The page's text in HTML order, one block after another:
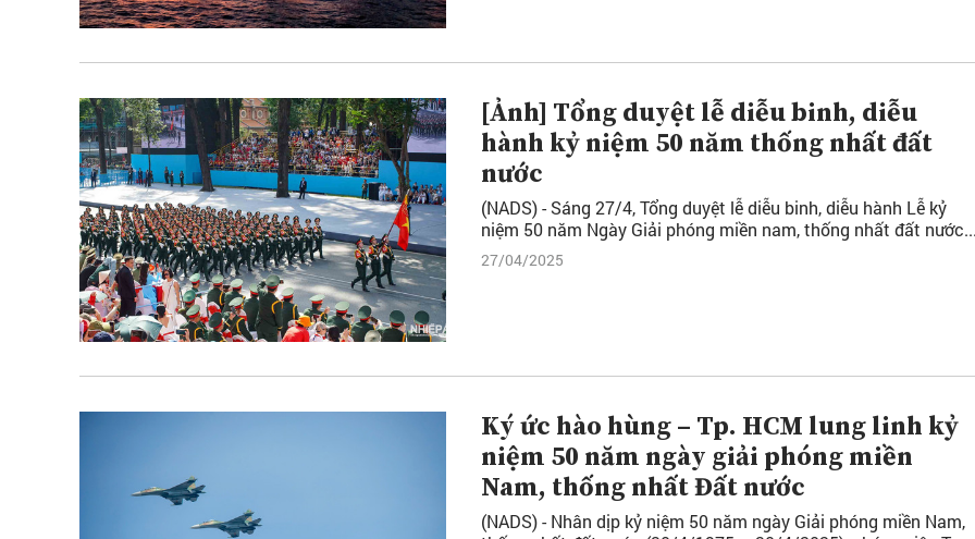
[Ảnh] Tổng duyệt lễ diễu binh, diễu
hành kỷ niệm 50 năm thống nhất đất
nước
(NADS) - Sáng 27/4, Tổng duyệt lễ diễu binh, diễu hành Lễ kỷ
niệm 50 năm Ngày Giải phóng miền nam, thống nhất đất
27/04/2025
Ký ức hào hùng – Tp. HCM lung linh kỷ
niệm 50 năm ngày giải phóng miền
Nam, thống nhất Đất nước
(NADS) - Nhân dịp kỷ niệm 50 năm ngày Giải phóng miền Nam,